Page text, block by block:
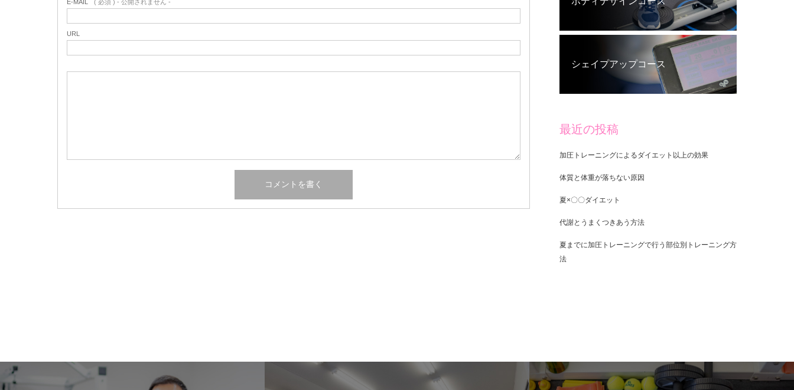
E-MAIL ( 必須 ) - 公開されません -
URL
シェイプアップコース
最近の投稿
加圧トレーニングによるダイエット以上の効果
体質と体重が落ちない原因
夏×〇〇ダイエット
代謝とうまくつきあう方法
夏までに加圧トレーニングで行う部位別トレーニング方
法